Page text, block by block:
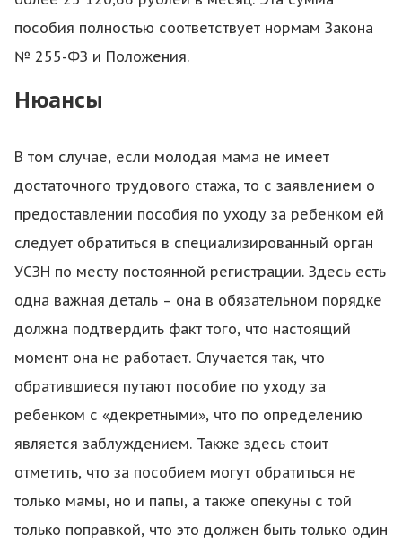
пособия полностью соответствует нормам Закона
№ 255-ФЗ и Положения.
Нюансы
В том случае, если молодая мама не имеет
достаточного трудового стажа, то с заявлением о
предоставлении пособия по уходу за ребенком ей
следует обратиться в специализированный орган
УСЗН по месту постоянной регистрации. Здесь есть
одна важная деталь – она в обязательном порядке
должна подтвердить факт того, что настоящий
момент она не работает. Случается так, что
обратившиеся путают пособие по уходу за
ребенком с «декретными», что по определению
является заблуждением. Также здесь стоит
отметить, что за пособием могут обратиться не
только мамы, но и папы, а также опекуны с той
только поправкой, что это должен быть только один